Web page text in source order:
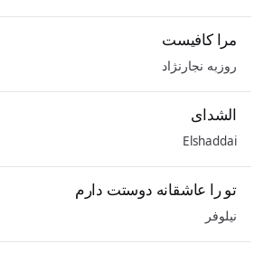
مرا کافیست
روزبه نجارنژاد
الشدای
Elshaddai
تو را عاشقانه دوستت دارم
نیلوفر